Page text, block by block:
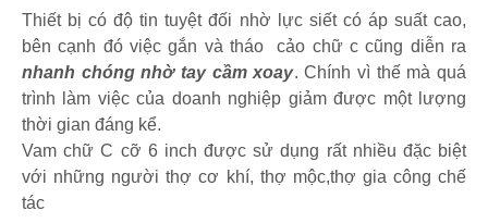
Thiết bị có độ tin tuyệt đối nhờ lực siết có áp suất cao,
bên cạnh đó việc gắn và tháo cảo chữ c cũng diễn ra
nhanh chóng nhờ tay cầm xoay. Chính vì thế mà quá
trình làm việc của doanh nghiệp giảm được một lượng
thời gian đáng kể.
Vam chữ C cỡ 6 inch được sử dụng rất nhiều đặc biệt
với những người thợ cơ khí, thợ mộc,thợ gia công chế
tác